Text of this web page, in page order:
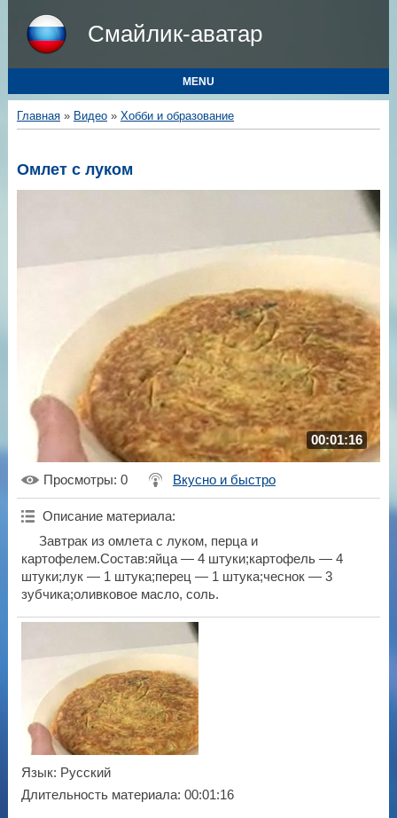
Смайлик-аватар
MENU
Главная» Видео» Хобби и образование
Омлет с луком
00:01:16
Просмотры: 0 Вкусно и быстро
Описание материала:
Завтрак из омлета с луком, перца и
картофелем.Состав:яйца — 4 штуки;картофель — 4
штуки;лук — 1 штука;перец — 1 штука;чеснок — 3
зубчика;оливковое масло, соль.
Язык: Русский
Длительность материала: 00:01:16